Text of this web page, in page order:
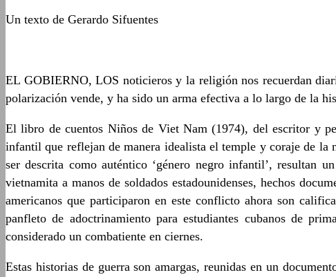
Un texto de Gerardo Sifuentes
EL GOBIERNO, LOS noticieros y la religión nos recuerdan
polarización vende, y ha sido un arma efectiva a lo largo de la
El libro de cuentos Niños de Viet Nam (1974), del escritor y
infantil que reflejan de manera idealista el temple y coraje de la
ser descrita como auténtico ‘género negro infantil’, resultan
vietnamita a manos de soldados estadounidenses, hechos
americanos que participaron en este conflicto ahora son
panfleto de adoctrinamiento para estudiantes cubanos de
considerado un combatiente en ciernes.
Estas historias de guerra son amargas, reunidas en un